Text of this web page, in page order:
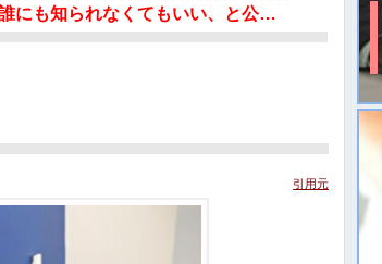
中居正広（無職）、熊本に多額の寄付していた。知人「誰にも知られなくてもいい、と公表してない」
引用元